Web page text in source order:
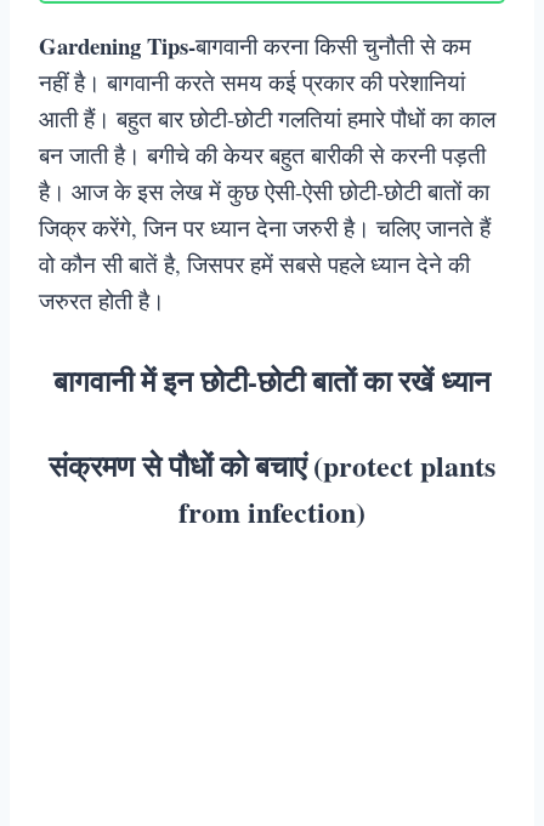
Gardening Tips-बागवानी करना किसी चुनौती से कम
नहीं है। बागवानी करते समय कई प्रकार की परेशानियां
आती हैं। बहुत बार छोटी-छोटी गलतियां हमारे पौधों का काल
बन जाती है। बगीचे की केयर बहुत बारीकी से करनी पड़ती
है। आज के इस लेख में कुछ ऐसी-ऐसी छोटी-छोटी बातों का
जिक्र करेंगे, जिन पर ध्यान देना जरुरी है। चलिए जानते हैं
वो कौन सी बातें है, जिसपर हमें सबसे पहले ध्यान देने की
जरुरत होती है।
बागवानी में इन छोटी-छोटी बातों का रखें ध्यान
संक्रमण से पौधों को बचाएं (protect plants
from infection)